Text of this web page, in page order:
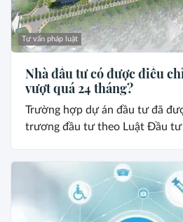
Tư vấn pháp luật
Nhà đầu tư có được điều
vượt quá 24 tháng?
Trường hợp dự án đầu tư đã
trương đầu tư theo Luật Đầu tư